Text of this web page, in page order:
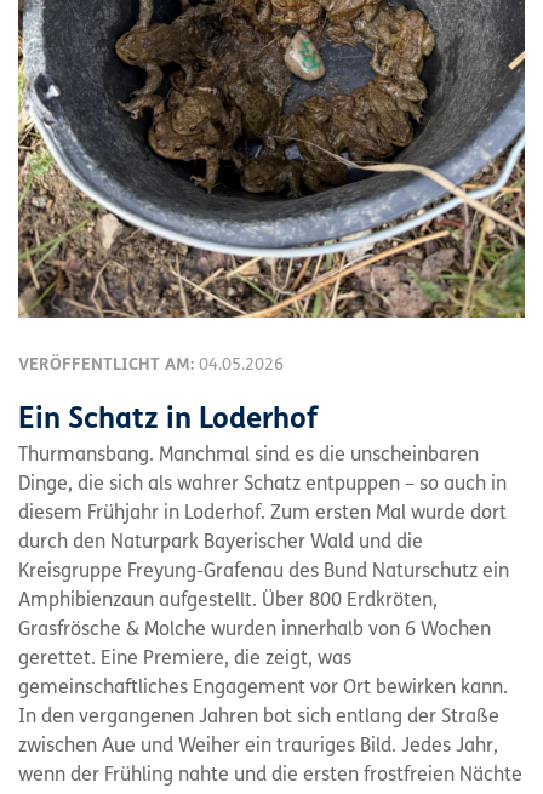
VERÖFFENTLICHT AM: 04.05.2026
Ein Schatz in Loderhof
Thurmansbang. Manchmal sind es die unscheinbaren
Dinge, die sich als wahrer Schatz entpuppen – so auch in
diesem Frühjahr in Loderhof. Zum ersten Mal wurde dort
durch den Naturpark Bayerischer Wald und die
Kreisgruppe Freyung-Grafenau des Bund Naturschutz ein
Amphibienzaun aufgestellt. Über 800 Erdkröten,
Grasfrösche & Molche wurden innerhalb von 6 Wochen
gerettet. Eine Premiere, die zeigt, was
gemeinschaftliches Engagement vor Ort bewirken kann.
In den vergangenen Jahren bot sich entlang der Straße
zwischen Aue und Weiher ein trauriges Bild. Jedes Jahr,
wenn der Frühling nahte und die ersten frostfreien Nächte